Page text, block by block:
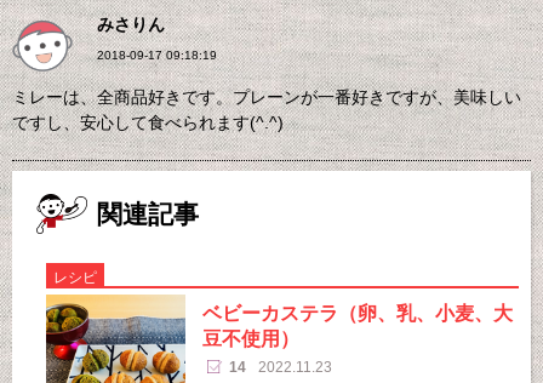
みさりん
2018-09-17 09:18:19
ミレーは、全商品好きです。プレーンが一番好きですが、美味しい
ですし、安心して食べられます(^.^)
関連記事
レシピ
ベビーカステラ（卵、乳、小麦、大
豆不使用）
14 2022.11.23